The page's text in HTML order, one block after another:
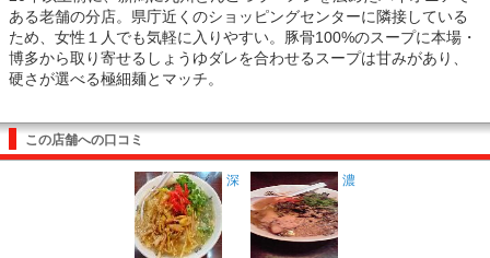
ある老舗の分店。県庁近くのショッピングセンターに隣接している
ため、女性１人でも気軽に入りやすい。豚骨100%のスープに本場・
博多から取り寄せるしょうゆダレを合わせるスープは甘みがあり、
硬さが選べる極細麺とマッチ。
この店舗への口コミ
深 濃